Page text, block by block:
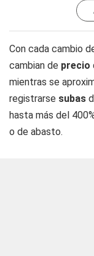
Con cada cambio
cambian de precio
mientras se
registrarse subas
hasta más del
o de abasto.